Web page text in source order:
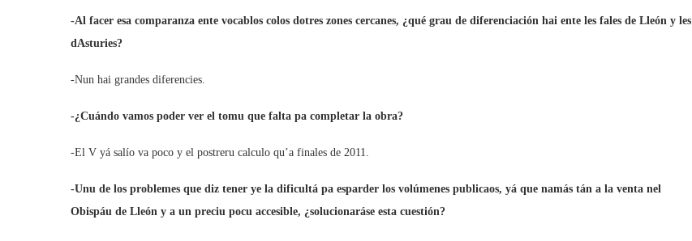
-Al facer esa comparanza ente vocablos colos dotres zones cercanes, ¿qué grau de diferenciación hai ente les fales de Lleón y les
dAsturies?
-Nun hai grandes diferencies.
-¿Cuándo vamos poder ver el tomu que falta pa completar la obra?
-El V yá salío va poco y el postreru calculo qu’a finales de 2011.
-Unu de los problemes que diz tener ye la dificultá pa esparder los volúmenes publicaos, yá que namás tán a la venta nel
Obispáu de Lleón y a un preciu pocu accesible, ¿solucionaráse esta cuestión?